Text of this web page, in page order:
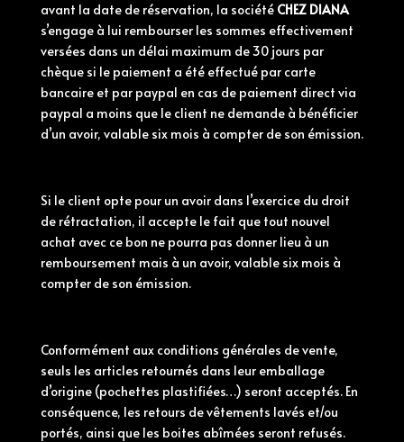
avant la date de réservation, la société CHEZ DIANA
s’engage à lui rembourser les sommes effectivement
versées dans un délai maximum de 30 jours par
chèque si le paiement a été effectué par carte
bancaire et par paypal en cas de paiement direct via
paypal a moins que le client ne demande à bénéficier
d’un avoir, valable six mois à compter de son émission.
Si le client opte pour un avoir dans l’exercice du droit
de rétractation, il accepte le fait que tout nouvel
achat avec ce bon ne pourra pas donner lieu à un
remboursement mais à un avoir, valable six mois à
compter de son émission.
Conformément aux conditions générales de vente,
seuls les articles retournés dans leur emballage
d’origine (pochettes plastifiées…) seront acceptés. En
conséquence, les retours de vêtements lavés et/ou
portés, ainsi que les boites abîmées seront refusés.